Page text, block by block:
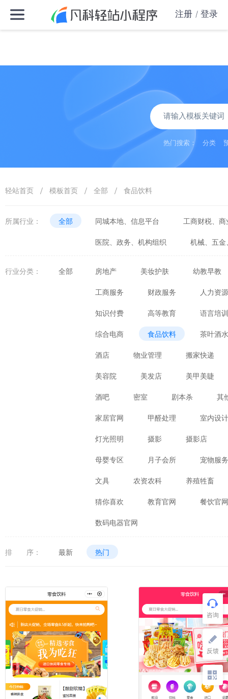
注册 登录
热门搜索： 分类
轻站首页 / 模板首页 / 全部 / 食品饮料
所属行业： 全部 同城本地、信息平台 工商财税、
医院、政务、机构组织 机械、五
行业分类： 全部 房地产 美妆护肤 幼教早教
工商服务 财政服务 人力资源
知识付费 高等教育 语言培训
综合电商 食品饮料 茶叶酒水
酒店 物业管理 搬家快递
美容院 美发店 美甲美睫
酒吧 密室 剧本杀 其
家居官网 甲醛处理 室内设计
灯光照明 摄影 摄影店
母婴专区 月子会所 宠物服务
文具 农资农科 养殖牲畜
猜你喜欢 教育官网 餐饮官网
数码电器官网
排 序： 最新 热门